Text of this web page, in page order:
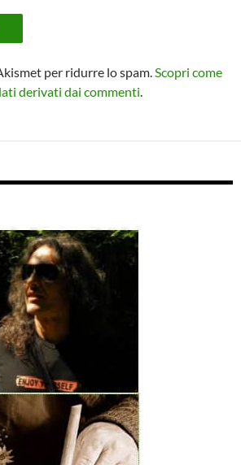
per ridurre lo spam.Scopri come
derivati dai commenti.